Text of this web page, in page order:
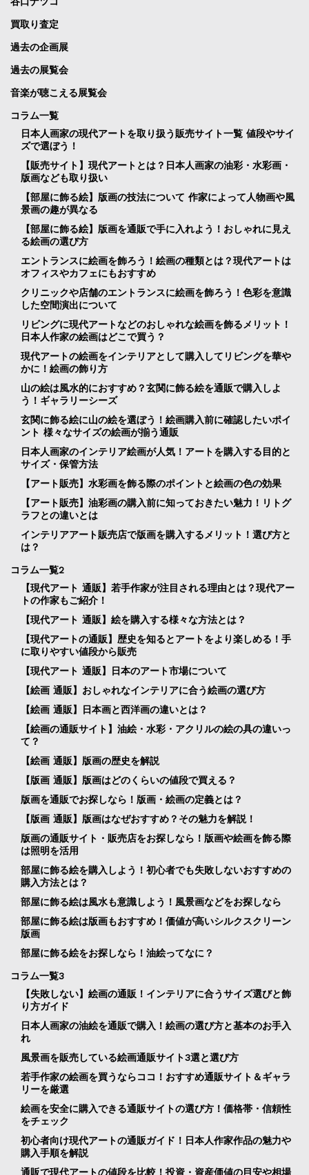
買取り査定
過去の企画展
過去の展覧会
音楽が聴こえる展覧会
コラム一覧
日本人画家の現代アートを取り扱う販売サイト一覧 値段やサイ
ズで選ぼう！
【販売サイト】現代アートとは？日本人画家の油彩・水彩画・
版画なども取り扱い
【部屋に飾る絵】版画の技法について 作家によって人物画や風
景画の趣が異なる
【部屋に飾る絵】版画を通販で手に入れよう！おしゃれに見え
る絵画の選び方
エントランスに絵画を飾ろう！絵画の種類とは？現代アートは
オフィスやカフェにもおすすめ
クリニックや店舗のエントランスに絵画を飾ろう！色彩を意識
した空間演出について
リビングに現代アートなどのおしゃれな絵画を飾るメリット！
日本人作家の絵画はどこで買う？
現代アートの絵画をインテリアとして購入してリビングを華や
かに！絵画の飾り方
山の絵は風水的におすすめ？玄関に飾る絵を通販で購入しよ
う！ギャラリーシーズ
玄関に飾る絵に山の絵を選ぼう！絵画購入前に確認したいポイ
ント 様々なサイズの絵画が揃う通販
日本人画家のインテリア絵画が人気！アートを購入する目的と
サイズ・保管方法
【アート販売】水彩画を飾る際のポイントと絵画の色の効果
【アート販売】油彩画の購入前に知っておきたい魅力！リトグ
ラフとの違いとは
インテリアアート販売店で版画を購入するメリット！選び方と
は？
コラム一覧2
【現代アート 通販】若手作家が注目される理由とは？現代アー
トの作家もご紹介！
【現代アート 通販】絵を購入する様々な方法とは？
【現代アートの通販】歴史を知るとアートをより楽しめる！手
に取りやすい値段から販売
【現代アート 通販】日本のアート市場について
【絵画 通販】おしゃれなインテリアに合う絵画の選び方
【絵画 通販】日本画と西洋画の違いとは？
【絵画の通販サイト】油絵・水彩・アクリルの絵の具の違いっ
て？
【絵画 通販】版画の歴史を解説
【版画 通販】版画はどのくらいの値段で買える？
版画を通販でお探しなら！版画・絵画の定義とは？
【版画 通販】版画はなぜおすすめ？その魅力を解説！
版画の通販サイト・販売店をお探しなら！版画や絵画を飾る際
は照明を活用
部屋に飾る絵を購入しよう！初心者でも失敗しないおすすめの
購入方法とは？
部屋に飾る絵は風水も意識しよう！風景画などをお探しなら
部屋に飾る絵は版画もおすすめ！価値が高いシルクスクリーン
版画
部屋に飾る絵をお探しなら！油絵ってなに？
コラム一覧3
【失敗しない】絵画の通販！インテリアに合うサイズ選びと飾
り方ガイド
日本人画家の油絵を通販で購入！絵画の選び方と基本のお手入
れ
風景画を販売している絵画通販サイト3選と選び方
若手作家の絵画を買うならココ！おすすめ通販サイト＆ギャラ
リーを厳選
絵画を安全に購入できる通販サイトの選び方！価格帯・信頼性
をチェック
初心者向け現代アートの通販ガイド！日本人作家作品の魅力や
購入手順を解説
通販で現代アートの値段を比較！投資・資産価値の目安や相場